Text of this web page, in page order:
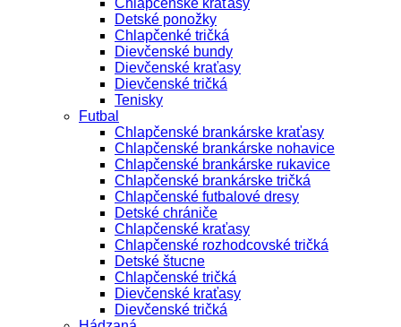
Chlapčenské kraťasy
Detské ponožky
Chlapčenké tričká
Dievčenské bundy
Dievčenské kraťasy
Dievčenské tričká
Tenisky
Futbal
Chlapčenské brankárske kraťasy
Chlapčenské brankárske nohavice
Chlapčenské brankárske rukavice
Chlapčenské brankárske tričká
Chlapčenské futbalové dresy
Detské chrániče
Chlapčenské kraťasy
Chlapčenské rozhodcovské tričká
Detské štucne
Chlapčenské tričká
Dievčenské kraťasy
Dievčenské tričká